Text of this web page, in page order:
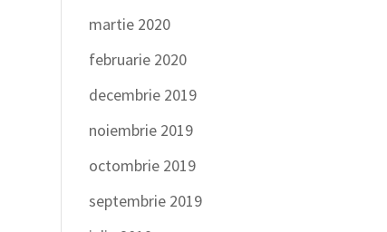
martie 2020
februarie 2020
decembrie 2019
noiembrie 2019
octombrie 2019
septembrie 2019